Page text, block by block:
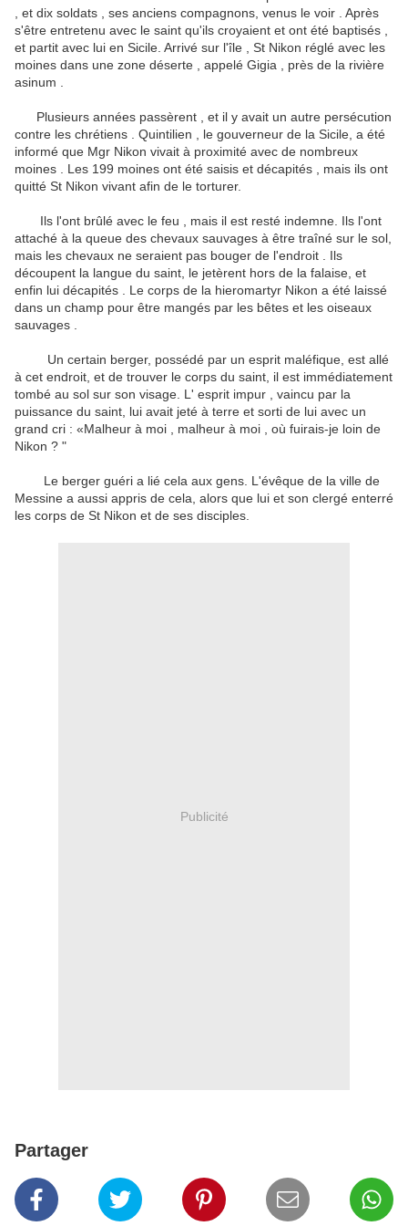
, et dix soldats , ses anciens compagnons, venus le voir .
Après
s'être entretenu avec le saint qu'ils croyaient et ont été baptisés ,
et partit avec lui en Sicile. Arrivé sur l'île , St Nikon réglé avec les
moines dans une zone déserte , appelé Gigia , près de la rivière
asinum .
Plusieurs années passèrent , et il y avait un autre persécution
contre les chrétiens .
Quintilien , le gouverneur de la Sicile, a été
informé que Mgr Nikon vivait à proximité avec de nombreux
moines .
Les 199 moines ont été saisis et décapités , mais ils ont
quitté St Nikon vivant afin de le torturer.
Ils l'ont brûlé avec le feu , mais il est resté indemne. Ils l'ont
attaché à la queue des chevaux sauvages à être traîné sur le sol,
mais les chevaux ne seraient pas bouger de l'endroit .
Ils
découpent la langue du saint, le jetèrent hors de la falaise, et
enfin lui décapités .
Le corps de la hieromartyr Nikon a été laissé
dans un champ pour être mangés par les bêtes et les oiseaux
sauvages .
Un certain berger, possédé par un esprit maléfique, est allé
à cet endroit, et de trouver le corps du saint, il est immédiatement
tombé au sol sur son visage. L' esprit impur , vaincu par la
puissance du saint, lui avait jeté à terre et sorti de lui avec un
grand cri : «Malheur à moi , malheur à moi , où fuirais-je loin de
Nikon ? "
Le berger guéri a lié cela aux gens. L'évêque de la ville de
Messine a aussi appris de cela, alors que lui et son clergé enterré
les corps de St Nikon et de ses disciples.
Publicité
Partager